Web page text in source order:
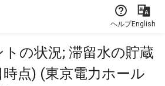
ヘルプEnglish
の状況; 滞留水の貯蔵
点) (東京電力ホール